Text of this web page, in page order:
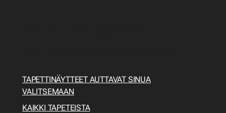
TAPETTINÄYTTEET AUTTAVAT SINUA
VALITSEMAAN
KAIKKI TAPETEISTA